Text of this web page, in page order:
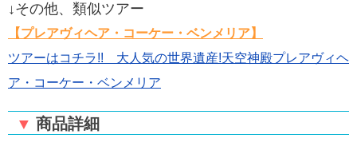
↓その他、類似ツアー
【プレアヴィヘア・コーケー・ベンメリア】
ツアーはコチラ!! 大人気の世界遺産!天空神殿プレアヴィヘ
ア・コーケー・ベンメリア
▼ 商品詳細